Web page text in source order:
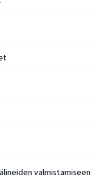
valmistamiseen